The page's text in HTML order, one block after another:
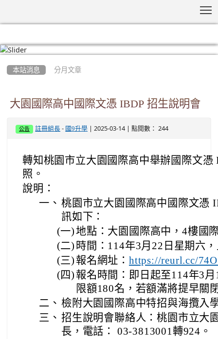
本站消息 分月文章
大園國際高中國際文憑 IBDP 招生說明會
公告 註冊組長 - 國9升學 | 2025-03-14 | 點閱數： 244
轉知桃園市立大園國際高中舉辦國際文憑
照。
說明：
一、 桃園市立大園國際高中國際文憑
訊如下：
(一)地點：大園國際高中，4樓國
(二) 時間：114年3月22日星期六
(三) 報名網址： https://reurl.cc/
(四) 報名時間：即日起至114年3
限額180名，若額滿將提早關
二、 檢附大園國際高中特招與海攬入
三、 招生說明會聯絡人：桃園市立大
長，電話： 03-3813001轉924。